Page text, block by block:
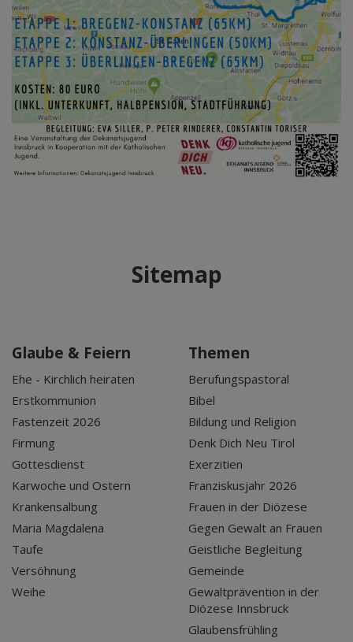
Sitemap
Glaube & Feiern
Ehe - Kirchlich heiraten
Erstkommunion
Fastenzeit 2026
Firmung
Gottesdienst
Karwoche und Ostern
Krankensalbung
Maria Magdalena
Taufe
Versöhnung
Weihe
Themen
Berufungspastoral
Bibel
Bildung und Religion
Denk Dich Neu Tirol
Exerzitien
Franziskusjahr 2026
Frauen in der Diözese
Gegen Gewalt an Frauen
Geistliche Begleitung
Gemeinde
Gewaltprävention in der
Diözese Innsbruck
Glaubensfrühling